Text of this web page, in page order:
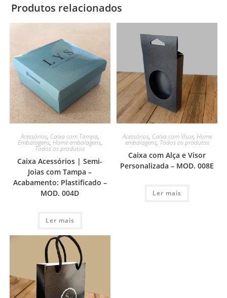
Produtos relacionados
Acessórios, Caixa com Tampa,
Embalagens, Home embalagens,
Todos os produtos
Caixa Acessórios | Semi-
Joias com Tampa –
Acabamento: Plastificado –
MOD. 004D
Ler mais
Acessórios, Caixa com Visor, Home
embalagens, Todos os produtos
Caixa com Alça e Visor
Personalizada – MOD. 008E
Ler mais